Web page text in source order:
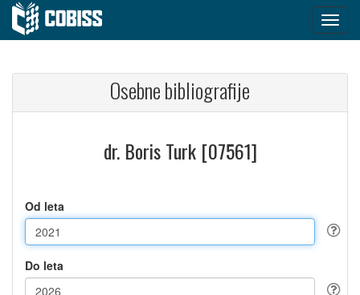
Osebne bibliografije
dr. Boris Turk [07561]
Od leta
Do leta